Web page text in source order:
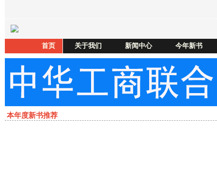
首页 关于我们 新闻中心 今年新书
本年度新书推荐